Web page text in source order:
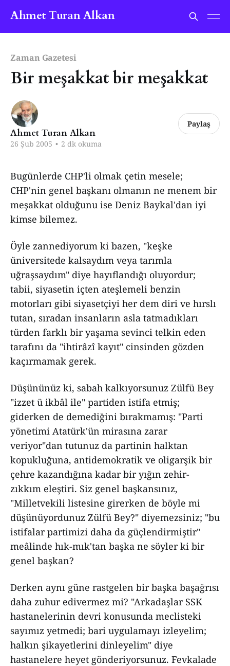
Ahmet Turan Alkan
Zaman Gazetesi
Bir meşakkat bir meşakkat
Ahmet Turan Alkan
26 Şub 2005 • 2 dk okuma
Paylaş
Bugünlerde CHP'li olmak çetin mesele;
CHP'nin genel başkanı olmanın ne menem bir
meşakkat olduğunu ise Deniz Baykal'dan iyi
kimse bilemez.
Öyle zannediyorum ki bazen, "keşke
üniversitede kalsaydım veya tarımla
uğraşsaydım" diye hayıflandığı oluyordur;
tabii, siyasetin içten ateşlemeli benzin
motorları gibi siyasetçiyi her dem diri ve hırslı
tutan, sıradan insanların asla tatmadıkları
türden farklı bir yaşama sevinci telkin eden
tarafını da "ihtirâzî kayıt" cinsinden gözden
kaçırmamak gerek.
Düşününüz ki, sabah kalkıyorsunuz Zülfü Bey
"izzet ü ikbâl ile" partiden istifa etmiş;
giderken de demediğini bırakmamış: "Parti
yönetimi Atatürk'ün mirasına zarar
veriyor"dan tutunuz da partinin halktan
kopukluğuna, antidemokratik ve oligarşik bir
çehre kazandığına kadar bir yığın zehir-
zıkkım eleştiri. Siz genel başkansınız,
"Milletvekili listesine girerken de böyle mi
düşünüyordunuz Zülfü Bey?" diyemezsiniz; "bu
istifalar partimizi daha da güçlendirmiştir"
meâlinde hık-mık'tan başka ne söyler ki bir
genel başkan?
Derken aynı güne rastgelen bir başka başağrısı
daha zuhur edivermez mi? "Arkadaşlar SSK
hastanelerinin devri konusunda meclisteki
sayımız yetmedi; bari uygulamayı izleyelim;
halkın şikayetlerini dinleyelim" diye
hastanelere heyet gönderiyorsunuz. Fevkalade